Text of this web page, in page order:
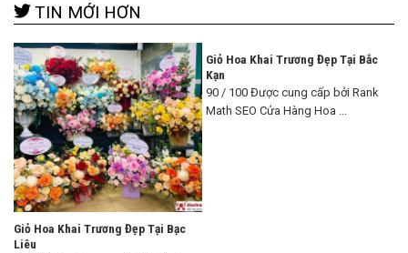
TIN MỚI HƠN
Giỏ Hoa Khai Trương Đẹp Tại Bạc
Liêu
Giỏ Hoa Khai Trương Đẹp Tại Bắc
Kạn
90 / 100 Được cung cấp bởi Rank
Math SEO Cửa Hàng Hoa ...